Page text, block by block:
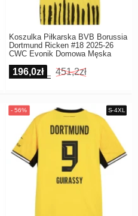
Koszulka Piłkarska BVB Borussia
Dortmund Ricken #18 2025-26
CWC Evonik Domowa Męska
196,0zł 451,2zł